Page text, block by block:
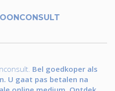
Bel goedkoper als
U gaat pas betalen na